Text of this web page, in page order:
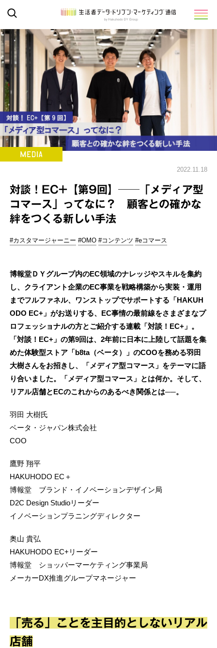
2022.11.18
対談！EC+【第9回】──「メディア型
コマース」ってなに？ 顧客との確かな
絆をつくる新しい手法
#カスタマージャーニー #OMO #コンテンツ #eコマース
博報堂ＤＹグループ内のEC領域のナレッジやスキルを集約
し、クライアント企業のEC事業を戦略構築から実装・運用
までフルファネル、ワンストップでサポートする「HAKUH
ODO EC+」がお送りする、EC事情の最前線をさまざまなプ
ロフェッショナルの方とご紹介する連載「対談！EC+」。
「対談！EC+」の第9回は、2年前に日本に上陸して話題を集
めた体験型ストア「b8ta（ベータ）」のCOOを務める羽田
大樹さんをお招きし、「メディア型コマース」をテーマに語
り合いました。「メディア型コマース」とは何か。そして、
リアル店舗とECのこれからのあるべき関係とは──。
羽田 大樹氏
ベータ・ジャパン株式会社
COO
鷹野 翔平
HAKUHODO EC＋
博報堂 ブランド・イノベーションデザイン局
D2C Design Studioリーダー
イノベーションプラニングディレクター
奥山 貴弘
HAKUHODO EC+リーダー
博報堂 ショッパーマーケティング事業局
メーカーDX推進グループマネージャー
「売る」ことを主目的としないリアル
店舗